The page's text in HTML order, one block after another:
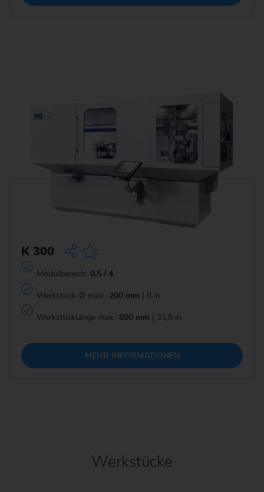
K 300
Modulbereich: 0,5 / 4
Werkstück-Ø max.: 200 mm | 8 in
Werkstücklänge max.: 800 mm | 31,5 in
MEHR INFORMATIONEN
Werkstücke